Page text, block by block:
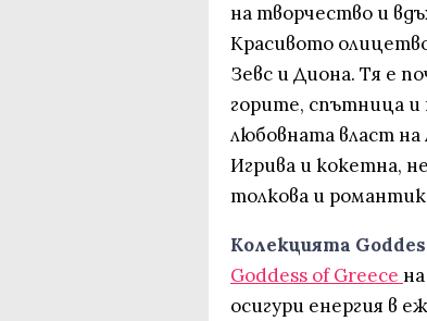
на творчество и
Красивото
Зевс и Диона. Тя е
горите, спътница
любовната власт на
Игрива и кокетна,
толкова и
Колекцията
Goddess of Greece
осигури енергия в